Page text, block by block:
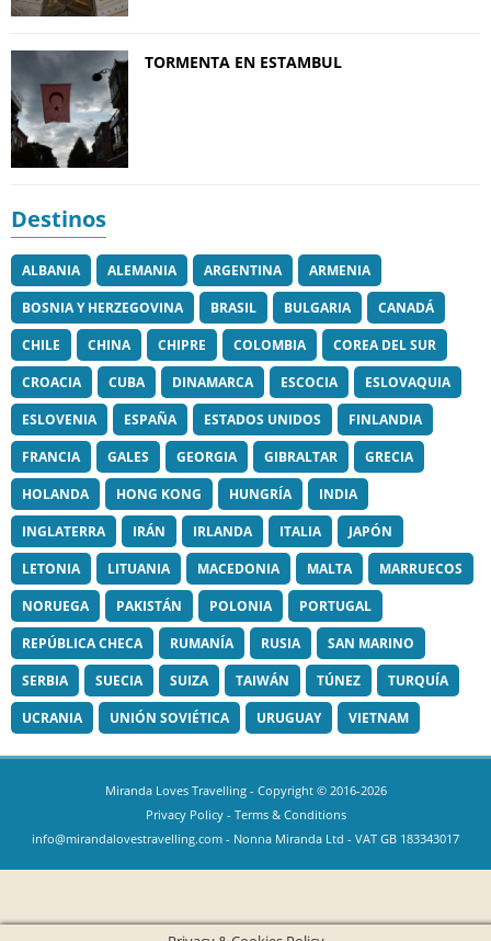
TORMENTA EN ESTAMBUL
Destinos
ALBANIA ALEMANIA ARGENTINA
ARMENIA
BOSNIA Y HERZEGOVINA
BRASIL BULGARIA
CANADÁ
CHILE
CHINA CHIPRE COLOMBIA
COREA DEL SUR
CROACIA
CUBA DINAMARCA ESCOCIA
ESLOVAQUIA
ESLOVENIA
ESPAÑA ESTADOS UNIDOS
FINLANDIA
FRANCIA
GALES GEORGIA GIBRALTAR
GRECIA
HOLANDA
HONG KONG HUNGRÍA
INDIA
INGLATERRA
IRÁN IRLANDA ITALIA
JAPÓN
LETONIA
LITUANIA MACEDONIA MALTA
MARRUECOS
NORUEGA
PAKISTÁN POLONIA
PORTUGAL
REPÚBLICA CHECA
RUMANÍA RUSIA
SAN MARINO
SERBIA
SUECIA SUIZA TAIWÁN TÚNEZ
TURQUÍA
UCRANIA
UNIÓN SOVIÉTICA URUGUAY VIETNAM
Miranda Loves Travelling- Copyright © 2016-2026
Privacy Policy- Terms & Conditions
info@mirandalovestravelling.com - Nonna Miranda Ltd - VAT GB 183343017